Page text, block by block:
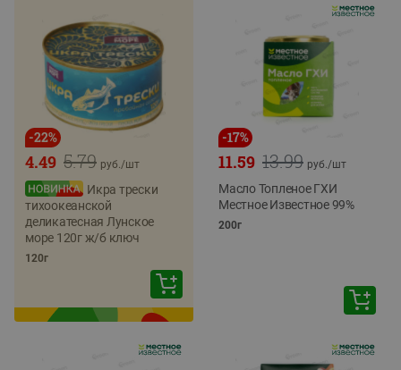
-22%
5.79
4.49 руб./шт
Икра трески
тихоокеанской
деликатесная Лунское
море 120г ж/б ключ
120г
-17%
13.99
11.59 руб./шт
Масло Топленое ГХИ
Местное Известное 99%
200г